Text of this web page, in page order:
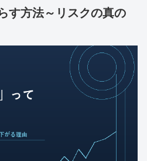
す方法～リスクの真の